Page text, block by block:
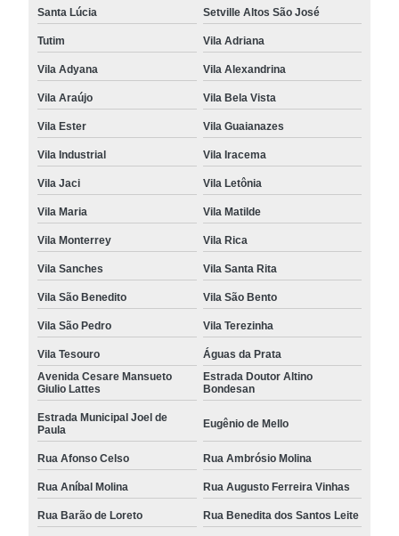
Santa Lúcia Setville Altos São José
Tutim Vila Adriana
Vila Adyana Vila Alexandrina
Vila Araújo Vila Bela Vista
Vila Ester Vila Guaianazes
Vila Industrial Vila Iracema
Vila Jaci Vila Letônia
Vila Maria Vila Matilde
Vila Monterrey Vila Rica
Vila Sanches Vila Santa Rita
Vila São Benedito Vila São Bento
Vila São Pedro Vila Terezinha
Vila Tesouro
Águas da Prata
Avenida Cesare Mansueto
Giulio Lattes
Estrada Doutor Altino
Bondesan
Estrada Municipal Joel de
Paula
Eugênio de Mello
Rua Afonso Celso Rua Ambrósio Molina
Rua Aníbal Molina Rua Augusto Ferreira Vinhas
Rua Barão de Loreto Rua Benedita dos Santos Leite